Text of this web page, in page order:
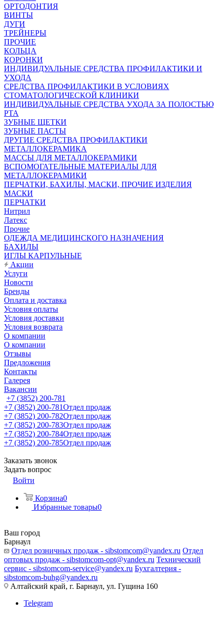
ОРТОДОНТИЯ
ВИНТЫ
ДУГИ
ТРЕЙНЕРЫ
ПРОЧИЕ
КОЛЬЦА
КОРОНКИ
ИНДИВИДУАЛЬНЫЕ СРЕДСТВА ПРОФИЛАКТИКИ И
УХОДА
СРЕДСТВА ПРОФИЛАКТИКИ В УСЛОВИЯХ
СТОМАТОЛОГИЧЕСКОЙ КЛИНИКИ
ИНДИВИДУАЛЬНЫЕ СРЕДСТВА УХОДА ЗА ПОЛОСТЬЮ
РТА
ЗУБНЫЕ ЩЕТКИ
ЗУБНЫЕ ПАСТЫ
ДРУГИЕ СРЕДСТВА ПРОФИЛАКТИКИ
МЕТАЛЛОКЕРАМИКА
МАССЫ ДЛЯ МЕТАЛЛОКЕРАМИКИ
ВСПОМОГАТЕЛЬНЫЕ МАТЕРИАЛЫ ДЛЯ
МЕТАЛЛОКЕРАМИКИ
ПЕРЧАТКИ, БАХИЛЫ, МАСКИ, ПРОЧИЕ ИЗДЕЛИЯ
МАСКИ
ПЕРЧАТКИ
Нитрил
Латекс
Прочие
ОДЕЖДА МЕДИЦИНСКОГО НАЗНАЧЕНИЯ
БАХИЛЫ
ИГЛЫ КАРПУЛЬНЫЕ
Акции
Услуги
Новости
Бренды
Оплата и доставка
Условия оплаты
Условия доставки
Условия возврата
О компании
О компании
Отзывы
Предложения
Контакты
Галерея
Вакансии
+7 (3852) 200-781
+7 (3852) 200-781Отдел продаж
+7 (3852) 200-782Отдел продаж
+7 (3852) 200-783Отдел продаж
+7 (3852) 200-784Отдел продаж
+7 (3852) 200-785Отдел продаж
Заказать звонок
Задать вопрос
Войти
Корзина0
Избранные товары0
Ваш город
Барнаул
Отдел розничных продаж - sibstomcom@yandex.ru Отдел
оптовых продаж - sibstomcom-opt@yandex.ru Технический
сервис - sibstomcom-service@yandex.ru Бухгалтерия -
sibstomcom-buhg@yandex.ru
Алтайский край, г. Барнаул, ул. Гущина 160
Telegram